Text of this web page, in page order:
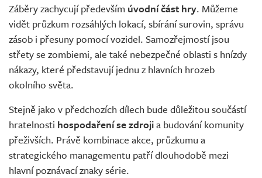
Záběry zachycují především úvodní část hry. Můžeme
vidět průzkum rozsáhlých lokací, sbírání surovin, správu
zásob i přesuny pomocí vozidel. Samozřejmostí jsou
střety se zombiemi, ale také nebezpečné oblasti s hnízdy
nákazy, které představují jednu z hlavních hrozeb
okolního světa.
Stejně jako v předchozích dílech bude důležitou součástí
hratelnosti hospodaření se zdrojia budování komunity
přeživších. Právě kombinace akce, průzkumu a
strategického managementu patří dlouhodobě mezi
hlavní poznávací znaky série.